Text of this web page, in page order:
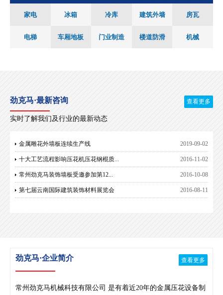
家电 冰箱 冷库 建筑外墙 房瓦
电梯 车厢地板 门业制造 楼道防滑 机械
劲克马·最新咨询 查看更多
实时了解我们及行业的最新动态
2019-09-02
金属雕花外墙板连续生产线
2016-11-02
十大工艺流程影响压花机压花钢棍质...
2016-10-08
常州劲克马装饰墙板受邀参加第12...
2016-08-11
第七届云南国际建筑装饰材料展览会
劲克马·企业简介 查看更多
常州劲克马机械科技有限公司 是有着近20年的金属压花设备制